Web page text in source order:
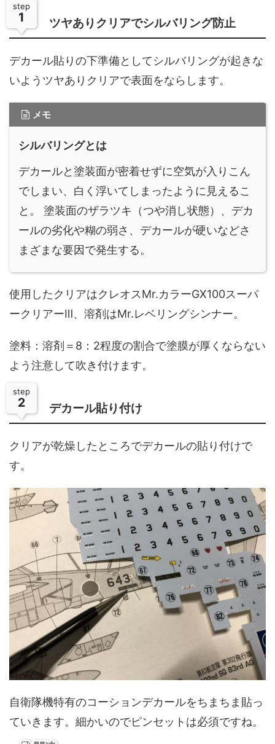
step
1 ツヤありクリアでシルバリング防止
デカール貼りの下準備としてシルバリングが起きな
いようツヤありクリアで表面をならします。
メモ
シルバリングとは
デカールと塗装面が密着せずに空気が入りこん
でしまい、白く浮いてしまったように見えるこ
と。 塗装面のザラツキ（つや消し状態）、デカ
ールの劣化や糊の弱さ、デカールが硬いなどさ
まざまな要因で発生する。
使用したクリアはクレオスMr.カラーGX100スーパ
ークリアーⅢ、溶剤はMr.レベリングシンナー。
塗料：溶剤＝8：2程度の割合で塗膜が厚くならない
よう注意して吹き付けます。
step
2 デカール貼り付け
クリアが乾燥したところでデカールの貼り付けで
す。
自衛隊機特有のコーションデカールをちまちま貼っ
ていきます。細かいのでピンセットは必須ですね。